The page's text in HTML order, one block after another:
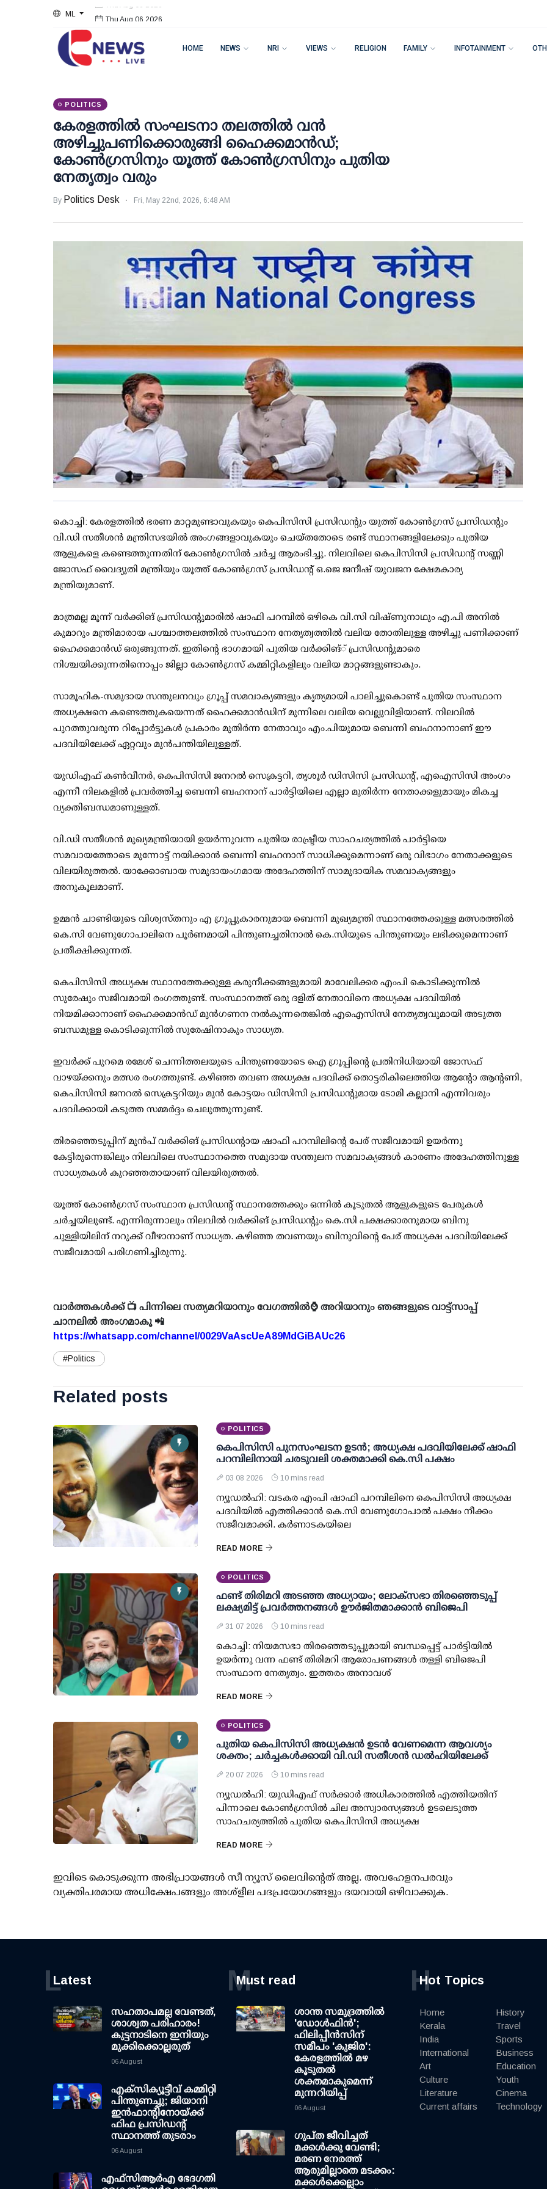
ML Thu Aug 06 2026
HOME NEWS NRI VIEWS RELIGION FAMILY INFOTAINMENT
POLITICS
കേരളത്തില്‍ സംഘടനാ തലത്തില്‍ വന്‍
അഴിച്ചുപണിക്കൊരുങ്ങി ഹൈക്കമാന്‍ഡ്;
കോണ്‍ഗ്രസിനും യൂത്ത് കോണ്‍ഗ്രസിനും പുതിയ
നേതൃത്വം വരും
By Politics Desk Fri, May 22nd, 2026, 6:48 AM
കൊച്ചി: കേരളത്തില്‍ ഭരണ മാറ്റമുണ്ടാവുകയും കെപിസിസി പ്രസിഡന്റും യുത്ത് കോണ്‍ഗ്രസ് പ്രസിഡന്റും
വി.ഡി സതീശന്‍ മന്ത്രിസഭയില്‍ അംഗങ്ങളാവുകയും ചെയ്തതോടെ രണ്ട് സ്ഥാനങ്ങളിലേക്കും പുതിയ
ആളുകളെ കണ്ടെത്തുന്നതിന് കോണ്‍ഗ്രസില്‍ ചര്‍ച്ച ആരംഭിച്ചു. നിലവിലെ കെപിസിസി പ്രസിഡന്റ് സണ്ണി
ജോസഫ് വൈദ്യുതി മന്ത്രിയും യൂത്ത് കോണ്‍ഗ്രസ് പ്രസിഡന്റ് ഒ.ജെ ജനീഷ് യുവജന ക്ഷേമകാര്യ
മന്ത്രിയുമാണ്.
മാത്രമല്ല മൂന്ന് വര്‍ക്കിങ് പ്രസിഡന്റുമാരില്‍ ഷാഫി പറമ്പില്‍ ഒഴികെ വി.സി വിഷ്ണുനാഥും എ.പി അനില്‍
കുമാറും മന്ത്രിമാരായ പശ്ചാത്തലത്തില്‍ സംസ്ഥാന നേതൃത്വത്തില്‍ വലിയ തോതിലുള്ള അഴിച്ചു പണിക്കാണ്
ഹൈക്കമാന്‍ഡ് ഒരുങ്ങുന്നത്. ഇതിന്റെ ഭാഗമായി പുതിയ വര്‍ക്കിങ്് പ്രസിഡന്റുമാരെ
നിശ്ചയിക്കുന്നതിനൊപ്പം ജില്ലാ കോണ്‍ഗ്രസ് കമ്മിറ്റികളിലും വലിയ മാറ്റങ്ങളുണ്ടാകും.
സാമൂഹിക-സമുദായ സന്തുലനവും ഗ്രൂപ്പ് സമവാക്യങ്ങളും കൃത്യമായി പാലിച്ചുകൊണ്ട് പുതിയ സംസ്ഥാന
അധ്യക്ഷനെ കണ്ടെത്തുകയെന്നത് ഹൈക്കമാന്‍ഡിന് മുന്നിലെ വലിയ വെല്ലുവിളിയാണ്. നിലവില്‍
പുറത്തുവരുന്ന റിപ്പോര്‍ട്ടുകള്‍ പ്രകാരം മുതിര്‍ന്ന നേതാവും എം.പിയുമായ ബെന്നി ബഹനാനാണ് ഈ
പദവിയിലേക്ക് ഏറ്റവും മുന്‍പന്തിയിലുള്ളത്.
യുഡിഎഫ് കണ്‍വീനര്‍, കെപിസിസി ജനറല്‍ സെക്രട്ടറി, തൃശൂര്‍ ഡിസിസി പ്രസിഡന്റ്, എഐസിസി അംഗം
എന്നീ നിലകളില്‍ പ്രവര്‍ത്തിച്ച ബെന്നി ബഹനാന് പാര്‍ട്ടിയിലെ എല്ലാ മുതിര്‍ന്ന നേതാക്കളുമായും മികച്ച
വ്യക്തിബന്ധമാണുള്ളത്.
വി.ഡി സതീശന്‍ മുഖ്യമന്ത്രിയായി ഉയര്‍ന്നുവന്ന പുതിയ രാഷ്ട്രീയ സാഹചര്യത്തില്‍ പാര്‍ട്ടിയെ
സമവായത്തോടെ മുന്നോട്ട് നയിക്കാന്‍ ബെന്നി ബഹനാന് സാധിക്കുമെന്നാണ് ഒരു വിഭാഗം നേതാക്കളുടെ
വിലയിരുത്തല്‍. യാക്കോബായ സമുദായംഗമായ അദേഹത്തിന് സാമുദായിക സമവാക്യങ്ങളും
അനുകൂലമാണ്.
ഉമ്മന്‍ ചാണ്ടിയുടെ വിശ്വസ്തനും എ ഗ്രൂപ്പുകാരനുമായ ബെന്നി മുഖ്യമന്ത്രി സ്ഥാനത്തേക്കുള്ള മത്സരത്തില്‍
കെ.സി വേണുഗോപാലിനെ പൂര്‍ണമായി പിന്തുണച്ചതിനാല്‍ കെ.സിയുടെ പിന്തുണയും ലഭിക്കുമെന്നാണ്
പ്രതീക്ഷിക്കുന്നത്.
കെപിസിസി അധ്യക്ഷ സ്ഥാനത്തേക്കുള്ള കരുനീക്കങ്ങളുമായി മാവേലിക്കര എംപി കൊടിക്കുന്നില്‍
സുരേഷും സജീവമായി രംഗത്തുണ്ട്. സംസ്ഥാനത്ത് ഒരു ദളിത് നേതാവിനെ അധ്യക്ഷ പദവിയില്‍
നിയമിക്കാനാണ് ഹൈക്കമാന്‍ഡ് മുന്‍ഗണന നല്‍കുന്നതെങ്കില്‍ എഐസിസി നേതൃത്വവുമായി അടുത്ത
ബന്ധമുള്ള കൊടിക്കുന്നില്‍ സുരേഷിനാകും സാധ്യത.
ഇവര്‍ക്ക് പുറമെ രമേശ് ചെന്നിത്തലയുടെ പിന്തുണയോടെ ഐ ഗ്രൂപ്പിന്റെ പ്രതിനിധിയായി ജോസഫ്
വാഴയ്ക്കനും മത്സര രംഗത്തുണ്ട്. കഴിഞ്ഞ തവണ അധ്യക്ഷ പദവിക്ക് തൊട്ടരികിലെത്തിയ ആന്റോ ആന്റണി,
കെപിസിസി ജനറല്‍ സെക്രട്ടറിയും മുന്‍ കോട്ടയം ഡിസിസി പ്രസിഡന്റുമായ ടോമി കല്ലാനി എന്നിവരും
പദവിക്കായി കടുത്ത സമ്മര്‍ദ്ദം ചെലുത്തുന്നുണ്ട്.
തിരഞ്ഞെടുപ്പിന് മുന്‍പ് വര്‍ക്കിങ് പ്രസിഡന്റായ ഷാഫി പറമ്പിലിന്റെ പേര് സജീവമായി ഉയര്‍ന്നു
കേട്ടിരുന്നെങ്കിലും നിലവിലെ സംസ്ഥാനത്തെ സമുദായ സന്തുലന സമവാക്യങ്ങള്‍ കാരണം അദേഹത്തിനുള്ള
സാധ്യതകള്‍ കുറഞ്ഞതായാണ് വിലയിരുത്തല്‍.
യൂത്ത് കോണ്‍ഗ്രസ് സംസ്ഥാന പ്രസിഡന്റ് സ്ഥാനത്തേക്കും ഒന്നില്‍ കൂടുതല്‍ ആളുകളുടെ പേരുകള്‍
ചര്‍ച്ചയിലുണ്ട്. എന്നിരുന്നാലും നിലവില്‍ വര്‍ക്കിങ് പ്രസിഡന്റും കെ.സി പക്ഷക്കാരനുമായ ബിനു
ചുള്ളിയിലിന് നറുക്ക് വീഴാനാണ് സാധ്യത. കഴിഞ്ഞ തവണയും ബിനുവിന്റെ പേര് അധ്യക്ഷ പദവിയിലേക്ക്
സജീവമായി പരിഗണിച്ചിരുന്നു.
വാർത്തകൾക്ക് 📺 പിന്നിലെ സത്യമറിയാനും വേഗത്തിൽ⌚ അറിയാനും ഞങ്ങളുടെ വാട്ട്സാപ്പ്
ചാനലിൽ അംഗമാകൂ 📲
https://whatsapp.com/channel/0029VaAscUeA89MdGiBAUc26
#Politics
Related posts
POLITICS
കെപിസിസി പുനസംഘടന ഉടന്‍; അധ്യക്ഷ പദവിയിലേക്ക് ഷാഫി
പറമ്പിലിനായി ചരടുവലി ശക്തമാക്കി കെ.സി പക്ഷം
03 08 2026 10 mins read
ന്യൂഡല്‍ഹി: വടകര എംപി ഷാഫി പറമ്പിലിനെ കെപിസിസി അധ്യക്ഷ
പദവിയില്‍ എത്തിക്കാന്‍ കെ.സി വേണുഗോപാല്‍ പക്ഷം നീക്കം
സജീവമാക്കി. കര്‍ണാടകയിലെ
READ MORE
POLITICS
ഫണ്ട് തിരിമറി അടഞ്ഞ അധ്യായം; ലോക്സഭാ തിരഞ്ഞെടുപ്പ്
ലക്ഷ്യമിട്ട് പ്രവര്‍ത്തനങ്ങള്‍ ഊര്‍ജിതമാക്കാന്‍ ബിജെപി
31 07 2026 10 mins read
കൊച്ചി: നിയമസഭാ തിരഞ്ഞെടുപ്പുമായി ബന്ധപ്പെട്ട് പാര്‍ട്ടിയില്‍
ഉയര്‍ന്നു വന്ന ഫണ്ട് തിരിമറി ആരോപണങ്ങള്‍ തള്ളി ബിജെപി
സംസ്ഥാന നേതൃത്വം. ഇത്തരം അനാവശ്
READ MORE
POLITICS
പുതിയ കെപിസിസി അധ്യക്ഷന്‍ ഉടന്‍ വേണമെന്ന ആവശ്യം
ശക്തം; ചര്‍ച്ചകള്‍ക്കായി വി.ഡി സതീശന്‍ ഡല്‍ഹിയിലേക്ക്
20 07 2026 10 mins read
ന്യൂഡല്‍ഹി: യുഡിഎഫ് സര്‍ക്കാര്‍ അധികാരത്തില്‍ എത്തിയതിന്
പിന്നാലെ കോണ്‍ഗ്രസില്‍ ചില അസ്വാരസ്യങ്ങള്‍ ഉടലെടുത്ത
സാഹചര്യത്തില്‍ പുതിയ കെപിസിസി അധ്യക്ഷ
READ MORE
ഇവിടെ കൊടുക്കുന്ന അഭിപ്രായങ്ങള്‍ സീ ന്യൂസ് ലൈവിന്റെത് അല്ല. അവഹേളനപരവും
വ്യക്തിപരമായ അധിക്ഷേപങ്ങളും അശ്‌ളീല പദപ്രയോഗങ്ങളും ദയവായി ഒഴിവാക്കുക.
Latest
L
സഹതാപമല്ല വേണ്ടത്,
ശാശ്വത പരിഹാരം!
കുട്ടനാടിനെ ഇനിയും
മുക്കിക്കൊല്ലരുത്
06 August
എക്സിക്യൂട്ടീവ് കമ്മിറ്റി
പിന്തുണച്ചു; ജിയാനി
ഇന്‍ഫാന്റിനോയ്ക്ക്
ഫിഫ പ്രസിഡന്റ്
സ്ഥാനത്ത് തുടരാം
06 August
എഫ്‌സി‌ആര്‍‌എ ഭേദഗതി
Must read
M
ശാന്ത സമുദ്രത്തില്‍
'ഡോള്‍ഫിന്‍';
ഫിലിപ്പീന്‍സിന്
സമീപം 'കുജിര':
കേരളത്തില്‍ മഴ
കൂടുതല്‍
ശക്തമാകുമെന്ന്
മുന്നറിയിപ്പ്
06 August
ഗുപ്ത ജീവിച്ചത്
മക്കള്‍ക്കു വേണ്ടി;
മരണ നേരത്ത്
ആരുമില്ലാതെ മടക്കം:
മക്കള്‍ക്കെല്ലാം
Hot Topics
H
Home
Kerala
India
International
Art
Culture
Literature
Current affairs
History
Travel
Sports
Business
Education
Youth
Cinema
Technology